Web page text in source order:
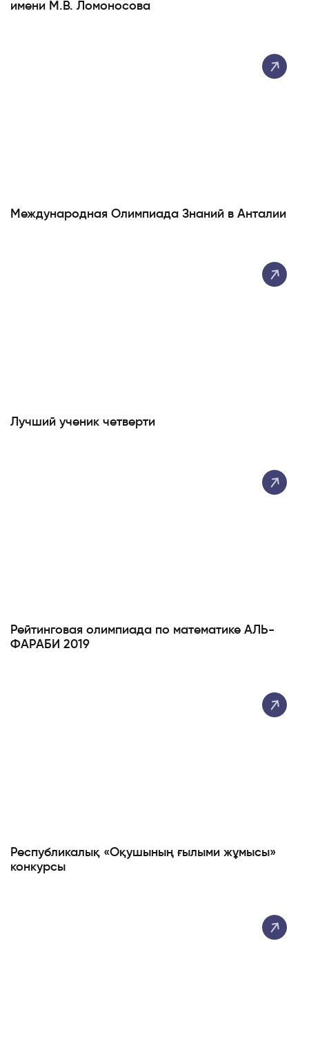
имени М.В. Ломоносова
Международная Олимпиада Знаний в Анталии
Лучший ученик четверти
Рейтинговая олимпиада по математике АЛЬ-
ФАРАБИ 2019
Республикалық «Оқушының ғылыми жұмысы»
конкурсы